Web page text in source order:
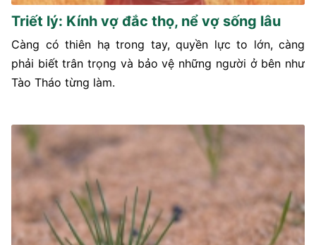
Triết lý: Kính vợ đắc thọ, nể vợ sống lâu
Càng có thiên hạ trong tay, quyền lực to lớn, càng
phải biết trân trọng và bảo vệ những người ở bên như
Tào Tháo từng làm.